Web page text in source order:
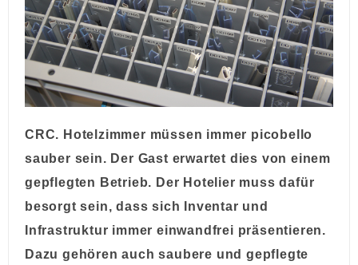
CRC. Hotelzimmer müssen immer picobello
sauber sein. Der Gast erwartet dies von einem
gepflegten Betrieb. Der Hotelier muss dafür
besorgt sein, dass sich Inventar und
Infrastruktur immer einwandfrei präsentieren.
Dazu gehören auch saubere und gepflegte